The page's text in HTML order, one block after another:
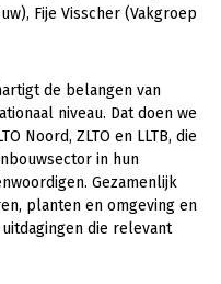
Fije Visscher (Vakgroep
de belangen van
niveau. Dat doen we
Noord, ZLTO en LLTB, die
in hun
Gezamenlijk
planten en omgeving en
die relevant